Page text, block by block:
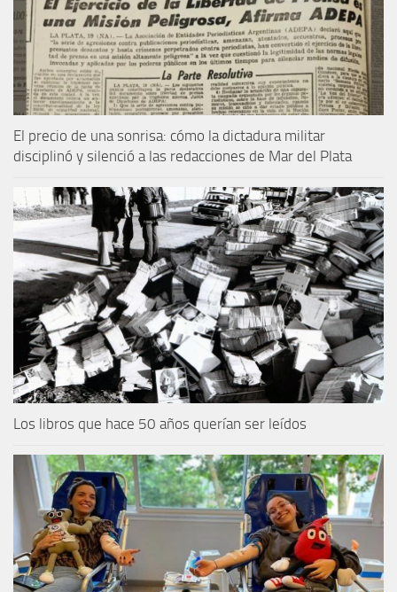
El precio de una sonrisa: cómo la dictadura militar
disciplinó y silenció a las redacciones de Mar del Plata
Los libros que hace 50 años querían ser leídos